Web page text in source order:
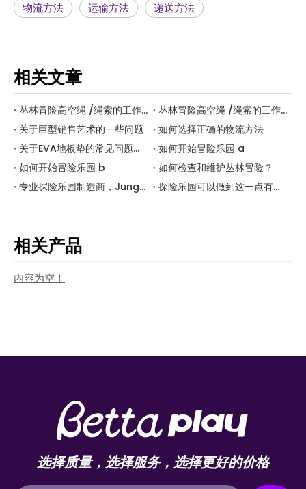
物流方法 运输方法 递送方法
相关文章
丛林冒险高空绳 /绳索的工作原理是什么？ b
丛林冒险高空绳 /绳索的工作原理是什么？一个
关于巨型销售艺术的一些问题
如何选择正确的物流方法
关于EVA地板垫的常见问题解答
如何开始冒险乐园 a
如何开始冒险乐园 b
如何检查和维护丛林冒险？
专业探险乐园制造商，Jungle Adventure Jump Project Project Builder- 口袋屋勘探技术
探险乐园可以做到这一点有多惊人？
相关产品
内容为空！
选择质量，选择服务，选择更好的价格